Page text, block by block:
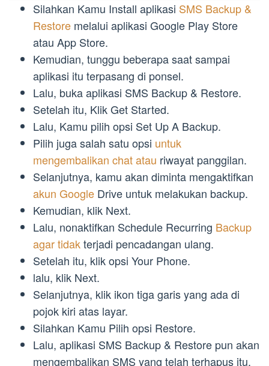
Silahkan Kamu Install aplikasi SMS Backup &
Restore melalui aplikasi Google Play Store
atau App Store.
Kemudian, tunggu beberapa saat sampai
aplikasi itu terpasang di ponsel.
Lalu, buka aplikasi SMS Backup & Restore.
Setelah itu, Klik Get Started.
Lalu, Kamu pilih opsi Set Up A Backup.
Pilih juga salah satu opsi untuk
mengembalikan chat atau riwayat panggilan.
Selanjutnya, kamu akan diminta mengaktifkan
akun Google Drive untuk melakukan backup.
Kemudian, klik Next.
Lalu, nonaktifkan Schedule Recurring Backup
agar tidakterjadi pencadangan ulang.
Setelah itu, klik opsi Your Phone.
lalu, klik Next.
Selanjutnya, klik ikon tiga garis yang ada di
pojok kiri atas layar.
Silahkan Kamu Pilih opsi Restore.
Lalu, aplikasi SMS Backup & Restore pun akan
mengembalikan SMS yang telah terhapus itu.